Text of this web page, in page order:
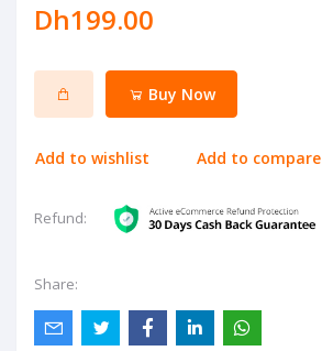
Dh199.00
Buy Now
Add to wishlist Add to compare
Refund:
Share: